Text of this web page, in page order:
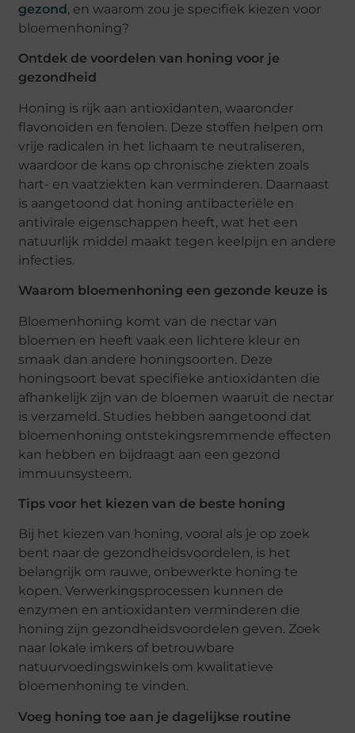
gezond, en waarom zou je specifiek kiezen voor
bloemenhoning?
Ontdek de voordelen van honing voor je
gezondheid
Honing is rijk aan antioxidanten, waaronder
flavonoïden en fenolen. Deze stoffen helpen om
vrije radicalen in het lichaam te neutraliseren,
waardoor de kans op chronische ziekten zoals
hart- en vaatziekten kan verminderen. Daarnaast
is aangetoond dat honing antibacteriële en
antivirale eigenschappen heeft, wat het een
natuurlijk middel maakt tegen keelpijn en andere
infecties.
Waarom bloemenhoning een gezonde keuze is
Bloemenhoning komt van de nectar van
bloemen en heeft vaak een lichtere kleur en
smaak dan andere honingsoorten. Deze
honingsoort bevat specifieke antioxidanten die
afhankelijk zijn van de bloemen waaruit de nectar
is verzameld. Studies hebben aangetoond dat
bloemenhoning ontstekingsremmende effecten
kan hebben en bijdraagt aan een gezond
immuunsysteem.
Tips voor het kiezen van de beste honing
Bij het kiezen van honing, vooral als je op zoek
bent naar de gezondheidsvoordelen, is het
belangrijk om rauwe, onbewerkte honing te
kopen. Verwerkingsprocessen kunnen de
enzymen en antioxidanten verminderen die
honing zijn gezondheidsvoordelen geven. Zoek
naar lokale imkers of betrouwbare
natuurvoedingswinkels om kwalitatieve
bloemenhoning te vinden.
Voeg honing toe aan je dagelijkse routine